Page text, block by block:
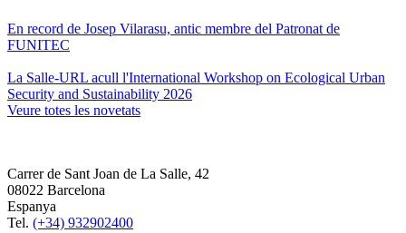
En record de Josep Vilarasu, antic membre del Patronat de
FUNITEC
La Salle-URL acull l'International Workshop on Ecological Urban
Security and Sustainability 2026
Veure totes les novetats
Carrer de Sant Joan de La Salle, 42
08022 Barcelona
Espanya
Tel. (+34) 932902400